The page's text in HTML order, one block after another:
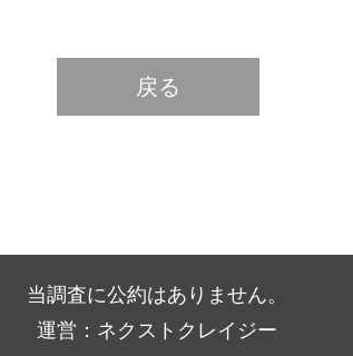
戻る
当調査に公約はありません。
運営：ネクストクレイジー